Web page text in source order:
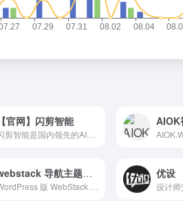
【官网】闪剪智能
闪剪智能是国内领先的AI视频工具研发商,全球用户累计达3亿,旗下有闪剪、闪剪智播、Bocalive、团队快剪、飞推、字说等软件,为用户、企业提供简单易用、批量化的AI视频/直播工具及数字人定制服务，轻松搞定IP创业、自媒体、跨境电商、信息流广告、政务、金融、保险等行业客户在主流媒体平台的视频、直播营
AIOK
webstack 导航主题开源版 优设
设计